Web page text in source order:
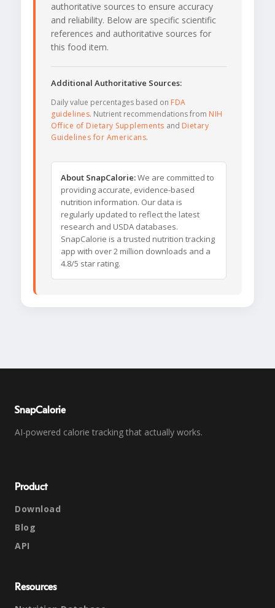
authoritative sources to ensure accuracy
and reliability. Below are specific scientific
references and authoritative sources for
this food item.
Additional Authoritative Sources:
Daily value percentages based on FDA
guidelines. Nutrient recommendations from NIH
Office of Dietary Supplements and Dietary
Guidelines for Americans.
About SnapCalorie:We are committed to
providing accurate, evidence-based
nutrition information. Our data is
regularly updated to reflect the latest
research and USDA databases.
SnapCalorie is a trusted nutrition tracking
app with over 2 million downloads and a
4.8/5 star rating.
SnapCalorie
AI-powered calorie tracking that actually works.
Product
Download
Blog
API
Resources